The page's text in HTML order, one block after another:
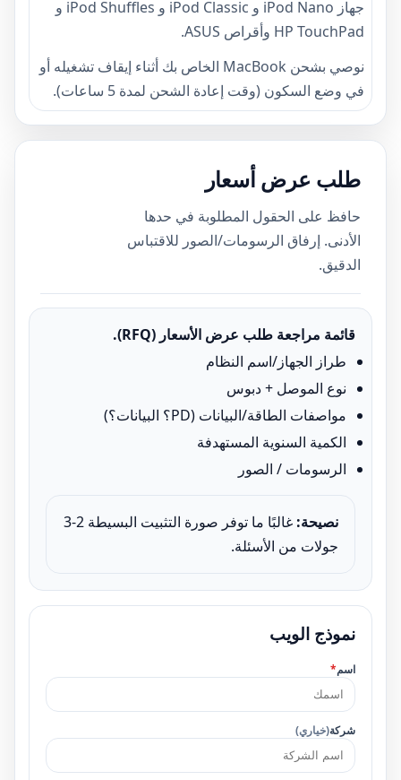
جهاز iPod Nano و iPod Classic و iPod Shuffles و
HP TouchPad وأقراص ASUS.
نوصي بشحن MacBook الخاص بك أثناء إيقاف تشغيله أو
في وضع السكون (وقت إعادة الشحن لمدة 5 ساعات).
طلب عرض أسعار
حافظ على الحقول المطلوبة في حدها
الأدنى. إرفاق الرسومات/الصور للاقتباس
الدقيق.
قائمة مراجعة طلب عرض الأسعار (RFQ).
طراز الجهاز/اسم النظام
نوع الموصل + دبوس
مواصفات الطاقة/البيانات (PD؟ البيانات؟)
الكمية السنوية المستهدفة
الرسومات / الصور
نصيحة:
غالبًا ما توفر صورة التثبيت البسيطة 2-3
جولات من الأسئلة.
نموذج الويب
اسم*
شركة(خياري)